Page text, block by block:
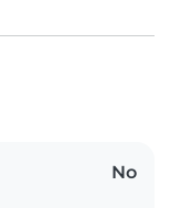
No